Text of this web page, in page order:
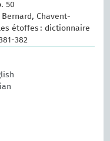
50
Chavent-
étoffes : dictionnaire
382